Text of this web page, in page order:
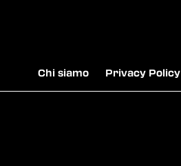
Chi siamo Privacy Policy